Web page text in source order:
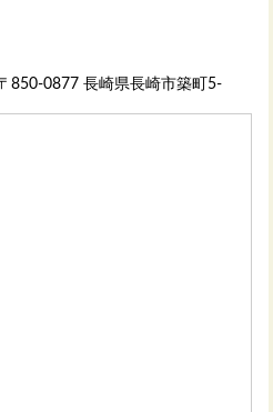
850-0877 長崎県長崎市築町5-